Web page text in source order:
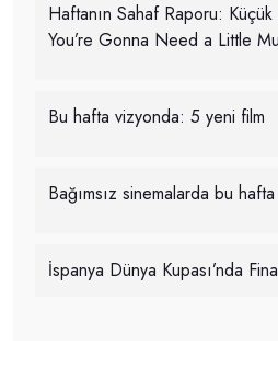
Haftanın Sahaf Raporu:
You’re Gonna Need a Little
Bu hafta vizyonda: 5 yeni film
Bağımsız sinemalarda bu hafta
İspanya Dünya Kupası’nda